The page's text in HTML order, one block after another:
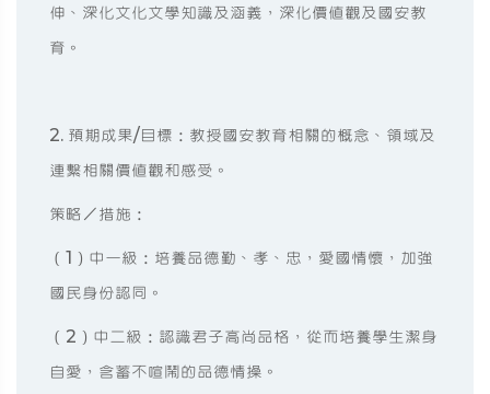
伸、深化文化文學知識及涵義，深化價值觀及國安教
育。
2. 預期成果/目標：教授國安教育相關的概念、領域及
連繫相關價值觀和感受。
策略／措施：
（1）中一級：培養品德勤、孝、忠，愛國情懷，加強
國民身份認同。
（2）中二級：認識君子高尚品格，從而培養學生潔身
自愛，含蓄不喧鬧的品德情操。